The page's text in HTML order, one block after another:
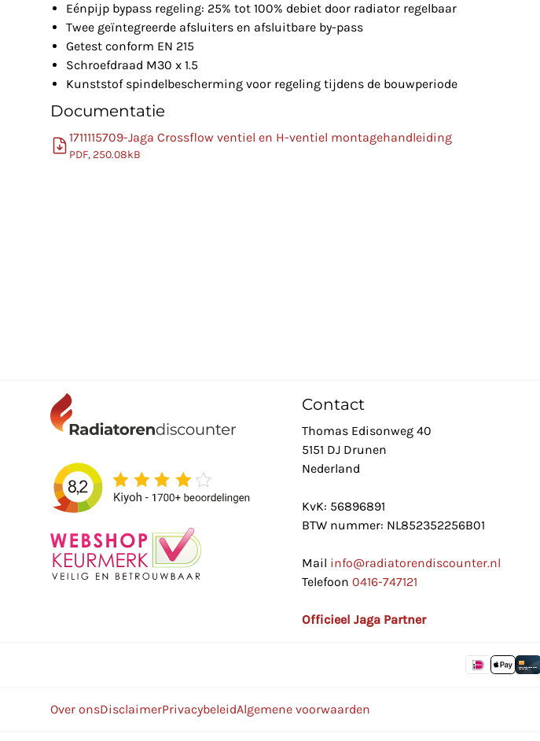
Eénpijp bypass regeling: 25% tot 100% debiet door radiator regelbaar
Twee geïntegreerde afsluiters en afsluitbare by-pass
Getest conform EN 215
Schroefdraad M30 x 1.5
Kunststof spindelbescherming voor regeling tijdens de bouwperiode
Documentatie
1711115709-Jaga Crossflow ventiel en H-ventiel montagehandleiding
PDF, 250.08kB
Contact
Thomas Edisonweg 40
5151 DJ Drunen
Nederland
KvK: 56896891
BTW nummer: NL852352256B01
Mail info@radiatorendiscounter.nl
Telefoon 0416-747121
Officieel Jaga Partner
Over onsDisclaimerPrivacybeleidAlgemene voorwaarden